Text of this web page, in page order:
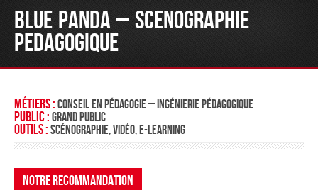
BLUE PANDA – SCENOGRAPHIE
PEDAGOGIQUE
Métiers : conseil en pédagogie – ingénierie pédagogique
Public : Grand public
Outils : Scénographie, vidéo, e-learning
Notre recommandation